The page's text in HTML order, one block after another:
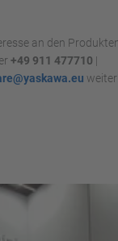
an den
+49 911 477710 |